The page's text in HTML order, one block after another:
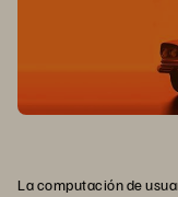
La computación de